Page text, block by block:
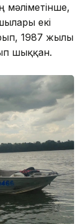
мәліметінше,
екі
1987 жылы
шыққан.